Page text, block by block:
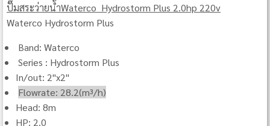
ปั๊มสระว่ายน้ำWaterco Hydrostorm Plus 2.0hp 220v
Waterco Hydrostorm Plus
Band: Waterco
Series : Hydrostorm Plus
In/out: 2"x2"
Flowrate: 28.2(m³/h)
Head: 8m
HP: 2.0